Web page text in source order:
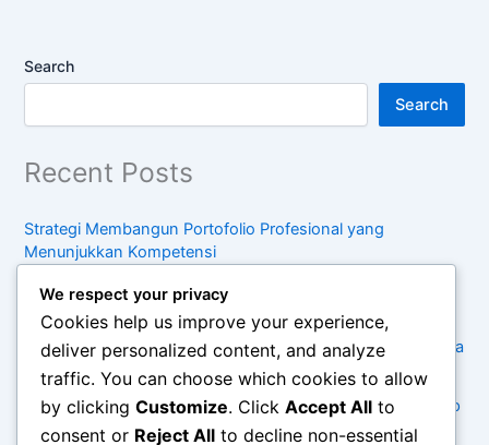
Search
Search
Recent Posts
Strategi Membangun Portofolio Profesional yang
Menunjukkan Kompetensi
Panduan Meningkatkan Keterampilan Komunikasi di
Lingkungan Kerja
Cara Menyusun Rencana Pengembangan Karier untuk Lima
Tahun Mendatang
Kebiasaan Sederhana untuk Menjaga Keseimbangan Hidup
di Tengah Kesibukan
We respect your privacy
Cookies help us improve your experience,
deliver personalized content, and analyze
traffic. You can choose which cookies to allow
by clicking Customize. Click Accept All to
consent or Reject All to decline non-essential